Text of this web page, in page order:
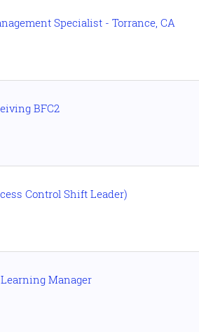
Specialist - Torrance, CA
BFC2
Control Shift Leader)
Manager